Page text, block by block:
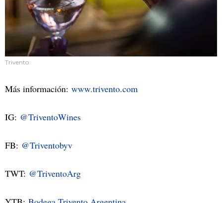
Trivento
Más información: www.trivento.com
IG: @TriventoWines
FB: @Triventobyv
TWT: @TriventoArg